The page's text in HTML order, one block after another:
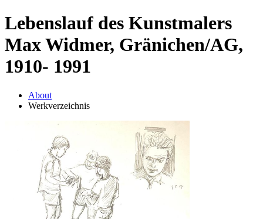
Lebenslauf des Kunstmalers
Max Widmer, Gränichen/AG,
1910- 1991
About
Werkverzeichnis